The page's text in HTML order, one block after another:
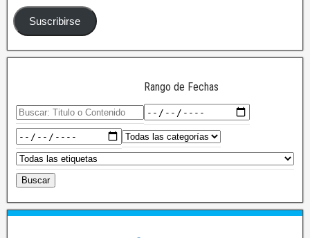
Suscribirse
Rango de Fechas